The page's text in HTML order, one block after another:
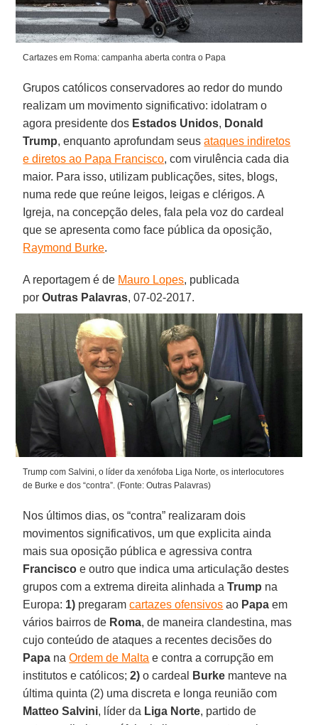
Cartazes em Roma: campanha aberta contra o Papa
Grupos católicos conservadores ao redor do mundo
realizam um movimento significativo: idolatram o
agora presidente dos Estados Unidos, Donald
Trump, enquanto aprofundam seusataques indiretos
e diretos ao Papa Francisco, com virulência cada dia
maior. Para isso, utilizam publicações, sites, blogs,
numa rede que reúne leigos, leigas e clérigos. A
Igreja, na concepção deles, fala pela voz do cardeal
que se apresenta como face pública da oposição,
Raymond Burke.
A reportagem é de Mauro Lopes, publicada
porOutras Palavras, 07-02-2017.
Trump com Salvini, o líder da xenófoba Liga Norte, os interlocutores
de Burke e dos “contra”. (Fonte: Outras Palavras)
Nos últimos dias, os “contra” realizaram dois
movimentos significativos, um que explicita ainda
mais sua oposição pública e agressiva contra
Francisco e outro que indica uma articulação destes
grupos com a extrema direita alinhada aTrump na
Europa: 1) pregaramcartazes ofensivos ao Papa em
vários bairros de Roma, de maneira clandestina, mas
cujo conteúdo de ataques a recentes decisões do
Papa naOrdem de Malta e contra a corrupção em
institutos e católicos;2) o cardeal Burke manteve na
última quinta (2) uma discreta e longa reunião com
Matteo Salvini, líder da Liga Norte, partido de